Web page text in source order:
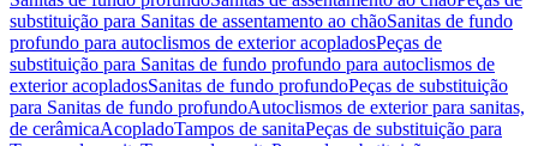
substituição para Sanitas de assentamento ao chãoSanitas de fundo
profundo para autoclismos de exterior acopladosPeças de
substituição para Sanitas de fundo profundo para autoclismos de
exterior acopladosSanitas de fundo profundoPeças de substituição
para Sanitas de fundo profundoAutoclismos de exterior para sanitas,
de cerâmicaAcopladoTampos de sanitaPeças de substituição para